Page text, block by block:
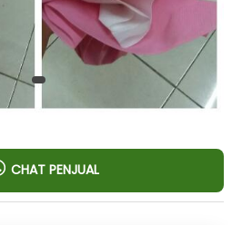
CHAT PENJUAL